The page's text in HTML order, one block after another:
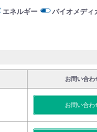
エネルギー バイオメディ
お問い合わ
お問い合わ